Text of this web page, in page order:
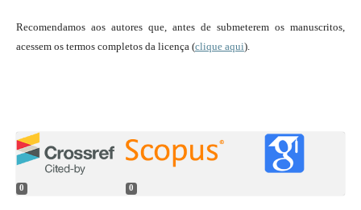
Recomendamos aos autores que, antes de submeterem os manuscritos,
acessem os termos completos da licença (clique aqui).
0 0